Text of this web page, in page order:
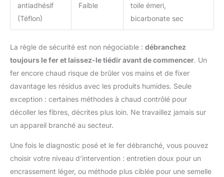
antiadhésif
(Téflon)
Faible
toile émeri,
bicarbonate sec
La règle de sécurité est non négociable : débranchez
toujours le fer et laissez-le tiédir avant de commencer. Un
fer encore chaud risque de brûler vos mains et de fixer
davantage les résidus avec les produits humides. Seule
exception : certaines méthodes à chaud contrôlé pour
décoller les fibres, décrites plus loin. Ne travaillez jamais sur
un appareil branché au secteur.
Une fois le diagnostic posé et le fer débranché, vous pouvez
choisir votre niveau d’intervention : entretien doux pour un
encrassement léger, ou méthode plus ciblée pour une semelle